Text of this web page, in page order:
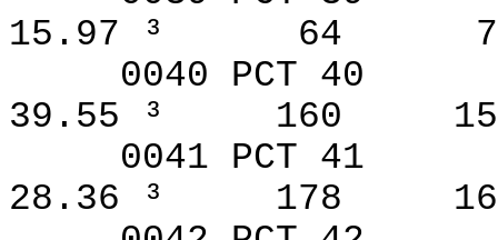
15.97 ³
64
0040 PCT 40
39.55 ³
160
0041 PCT 41
28.36 ³
178